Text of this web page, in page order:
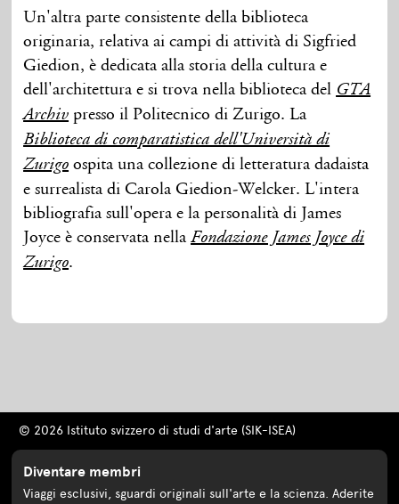
Un'altra parte consistente della biblioteca
originaria, relativa ai campi di attività di Sigfried
Giedion, è dedicata alla storia della cultura e
dell'architettura e si trova nella biblioteca del GTA
Archiv presso il Politecnico di Zurigo. La
Biblioteca di comparatistica dell'Università di
Zurigo ospita una collezione di letteratura dadaista
e surrealista di Carola Giedion-Welcker. L'intera
bibliografia sull'opera e la personalità di James
Joyce è conservata nellaFondazione James Joyce di
Zurigo.
© 2026 Istituto svizzero di studi d'arte (SIK-ISEA)
Diventare membri
Viaggi esclusivi, sguardi originali sull'arte e la scienza. Aderite